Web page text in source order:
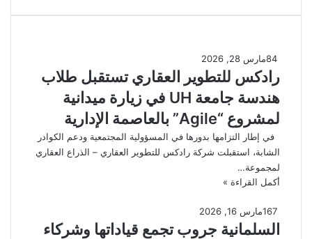
مارس 28, 2026
رادكس للتطوير العقاري تستقبل طلاب
هندسة جامعة UH في زيارة ميدانية
لمشروع “Agile” بالعاصمة الإدارية
في إطار التزامها بدورها في المسؤولية المجتمعية ودعم الكوادر
الشابة، استقبلت شركة رادكس للتطوير العقاري – الذراع العقاري
لمجموعة…
أكمل القراءة »
مارس 16, 2026
السلمانية جروب تجمع قياداتها وشركاء